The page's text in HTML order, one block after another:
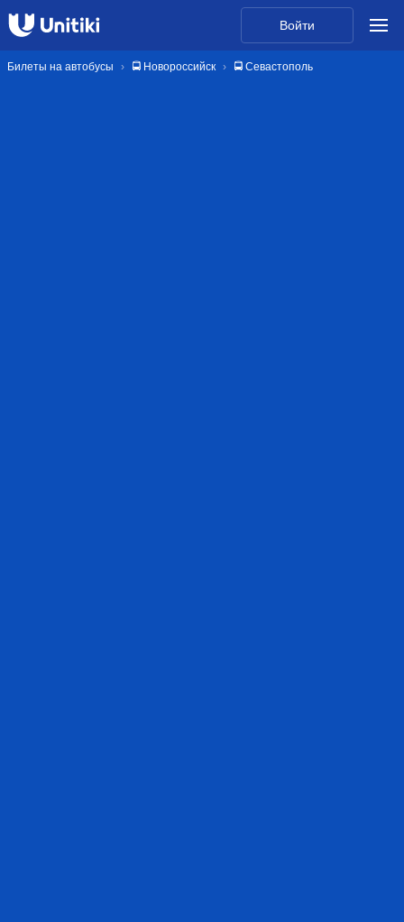
Войти
Билеты на автобусы 🚍 Новороссийск 🚍 Севастополь